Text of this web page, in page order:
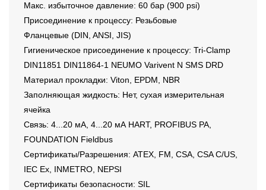
Макс. избыточное давление: 60 бар (900 psi)
Присоединение к процессу: Резьбовые
Фланцевые (DIN, ANSI, JIS)
Гигиеническое присоединение к процессу: Tri-Clamp
DIN11851 DIN11864-1 NEUMO Varivent N SMS DRD
Материал прокладки: Viton, EPDM, NBR
Заполняющая жидкость: Нет, сухая измерительная
ячейка
Связь: 4...20 мА, 4...20 мА HART, PROFIBUS PA,
FOUNDATION Fieldbus
Сертификаты/Разрешения: ATEX, FM, CSA, CSA C/US,
IEC Ex, INMETRO, NEPSI
Сертификаты безопасности: SIL